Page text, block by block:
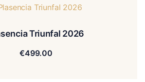
Triunfal 2026
€499.00